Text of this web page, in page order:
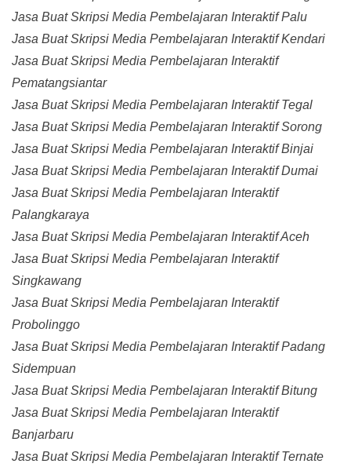
Jasa Buat Skripsi Media Pembelajaran Interaktif Palu
Jasa Buat Skripsi Media Pembelajaran Interaktif Kendari
Jasa Buat Skripsi Media Pembelajaran Interaktif
Pematangsiantar
Jasa Buat Skripsi Media Pembelajaran Interaktif Tegal
Jasa Buat Skripsi Media Pembelajaran Interaktif Sorong
Jasa Buat Skripsi Media Pembelajaran Interaktif Binjai
Jasa Buat Skripsi Media Pembelajaran Interaktif Dumai
Jasa Buat Skripsi Media Pembelajaran Interaktif
Palangkaraya
Jasa Buat Skripsi Media Pembelajaran Interaktif Aceh
Jasa Buat Skripsi Media Pembelajaran Interaktif
Singkawang
Jasa Buat Skripsi Media Pembelajaran Interaktif
Probolinggo
Jasa Buat Skripsi Media Pembelajaran Interaktif Padang
Sidempuan
Jasa Buat Skripsi Media Pembelajaran Interaktif Bitung
Jasa Buat Skripsi Media Pembelajaran Interaktif
Banjarbaru
Jasa Buat Skripsi Media Pembelajaran Interaktif Ternate